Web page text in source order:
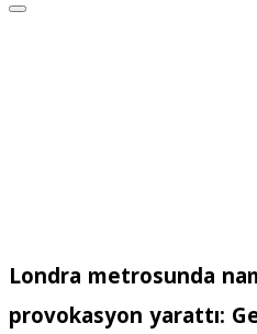
Londra metrosunda
provokasyon yarattı: